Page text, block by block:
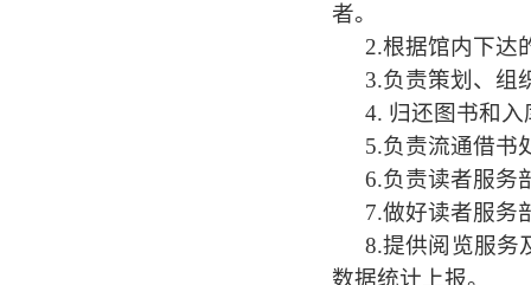
者。
2.根据馆内下达
3.负责策划、组
4. 归还图书和
5.负责流通借书
6.负责读者服务
7.做好读者服务
8.提供阅览服务
数据统计上报。